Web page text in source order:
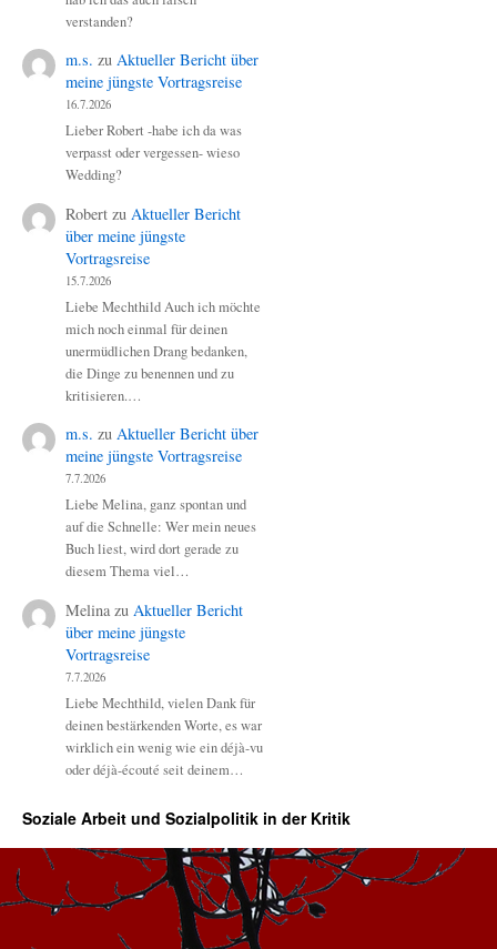
verstanden?
m.s. zu Aktueller Bericht über
meine jüngste Vortragsreise
16.7.2026
Lieber Robert -habe ich da was
verpasst oder vergessen- wieso
Wedding?
Robert zu Aktueller Bericht
über meine jüngste
Vortragsreise
15.7.2026
Liebe Mechthild Auch ich möchte
mich noch einmal für deinen
unermüdlichen Drang bedanken,
die Dinge zu benennen und zu
kritisieren.…
m.s. zu Aktueller Bericht über
meine jüngste Vortragsreise
7.7.2026
Liebe Melina, ganz spontan und
auf die Schnelle: Wer mein neues
Buch liest, wird dort gerade zu
diesem Thema viel…
Melina zu Aktueller Bericht
über meine jüngste
Vortragsreise
7.7.2026
Liebe Mechthild, vielen Dank für
deinen bestärkenden Worte, es war
wirklich ein wenig wie ein déjà-vu
oder déjà-écouté seit deinem…
Soziale Arbeit und Sozialpolitik in der Kritik